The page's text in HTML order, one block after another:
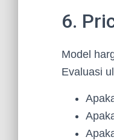
6.
Model
Evaluasi